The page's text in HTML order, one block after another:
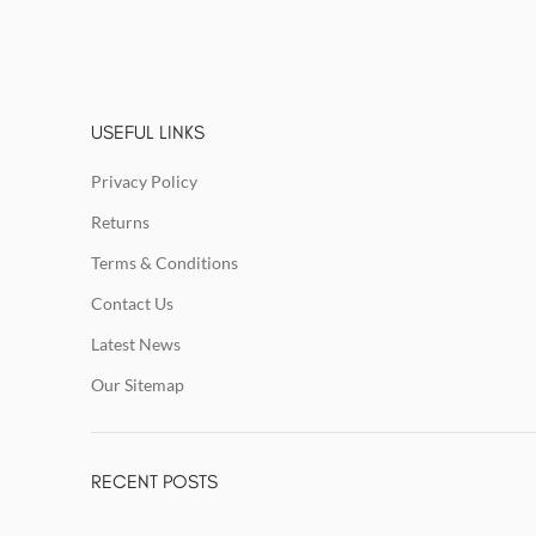
USEFUL LINKS
Privacy Policy
Returns
Terms & Conditions
Contact Us
Latest News
Our Sitemap
RECENT POSTS